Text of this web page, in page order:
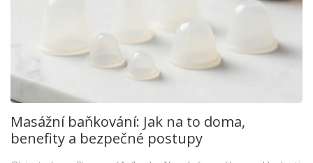
Masážní baňkování: Jak na to doma,
benefity a bezpečné postupy